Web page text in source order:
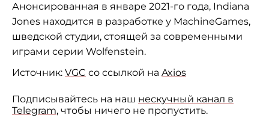
Анонсированная в январе 2021-го года, Indiana
Jones находится в разработке у MachineGames,
шведской студии, стоящей за современными
играми серии Wolfenstein.
Источник: VGC со ссылкой на Axios
Подписывайтесь на наш нескучный канал в
Telegram, чтобы ничего не пропустить.